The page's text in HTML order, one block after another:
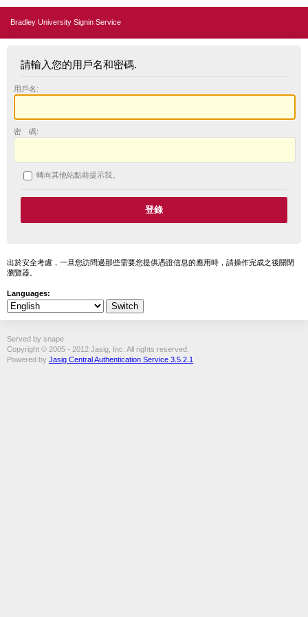
Bradley University Signin Service
請輸入您的用戶名和密碼.
用戶名:
密 碼:
轉向其他站點前提示我。
出於安全考慮，一旦您訪問過那些需要您提供憑證信息的應用時，請操作完成之後關閉
瀏覽器。
Languages:
Served by snape
Copyright © 2005 - 2012 Jasig, Inc. All rights reserved.
Powered by Jasig Central Authentication Service 3.5.2.1